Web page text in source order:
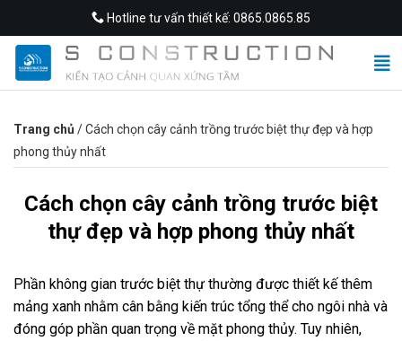
to
content
Hotline tư vấn thiết kế: 0865.0865.85
Trang chủ /Cách chọn cây cảnh trồng trước biệt thự đẹp và hợp
phong thủy nhất
Cách chọn cây cảnh trồng trước biệt
thự đẹp và hợp phong thủy nhất
Phần không gian trước biệt thự thường được thiết kế thêm
mảng xanh nhằm cân bằng kiến trúc tổng thể cho ngôi nhà và
đóng góp phần quan trọng về mặt phong thủy. Tuy nhiên,